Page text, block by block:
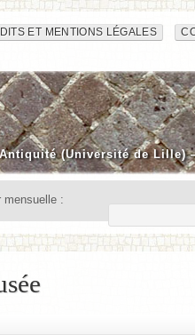
ET MENTIONS LÉGALES
(Université de Lille)
mensuelle :